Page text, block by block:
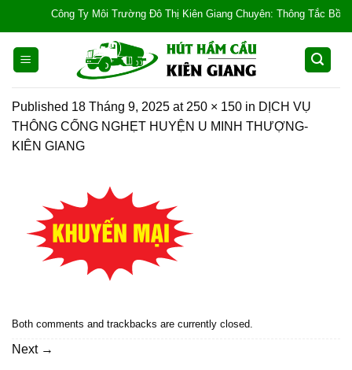
content
Công Ty Môi Trường Đô Thị Kiên Giang Chuyên: Thông Tắc Bồn
Published 18 Tháng 9, 2025 at 250 × 150 in DỊCH VỤ
THÔNG CỐNG NGHẸT HUYỆN U MINH THƯỢNG-
KIÊN GIANG
Both comments and trackbacks are currently closed.
Next →